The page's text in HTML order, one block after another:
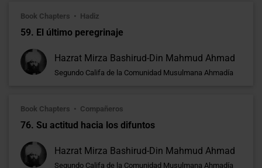
Book Chapters Hadiz
59. El último peregrinaje
Hazrat Mirza Bashirud-Din Mahmud Ahmad
Segundo Califa de la Comunidad Musulmana Ahmadía
Book Chapters Compañeros
76. Su actitud hacia los difuntos
Hazrat Mirza Bashirud-Din Mahmud Ahmad
Segundo Califa de la Comunidad Musulmana Ahmadía